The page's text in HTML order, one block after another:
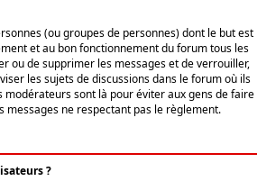
(ou groupes de personnes) dont le but est
et au bon fonctionnement du forum tous les
ou de supprimer les messages et de verrouiller,
les sujets de discussions dans le forum où ils
modérateurs sont là pour éviter aux gens de faire
messages ne respectant pas le règlement.
?